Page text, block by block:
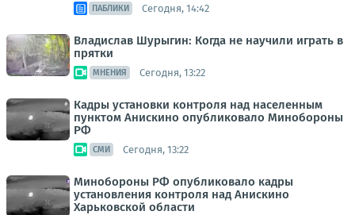
ПАБЛИКИ Сегодня, 14:42
Владислав Шурыгин: Когда не научили играть в
прятки
МНЕНИЯ Сегодня, 13:22
Кадры установки контроля над населенным
пунктом Анискино опубликовало Минобороны
РФ
СМИ Сегодня, 13:22
Минобороны РФ опубликовало кадры
установления контроля над Анискино
Харьковской области